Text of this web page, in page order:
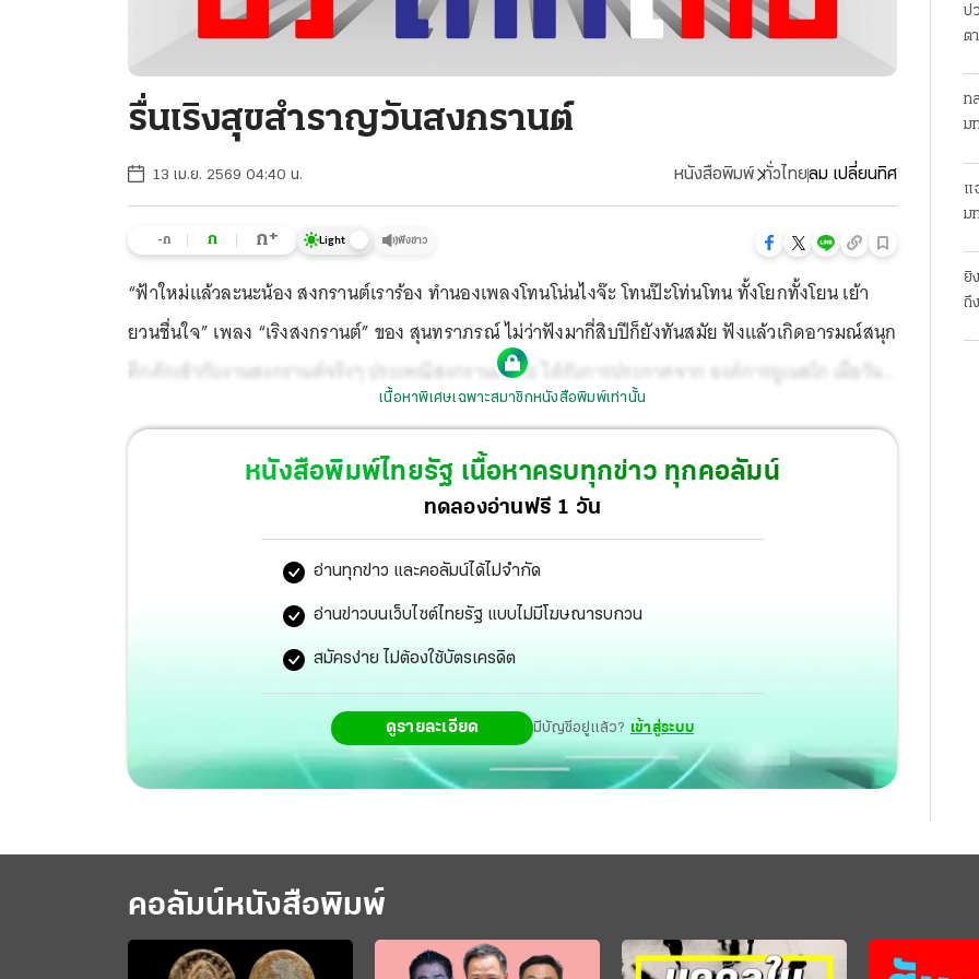
รื่นเริงสุขสำราญวันสงกรานต์
13 เม.ย. 2569 04:40 น. หนังสือพิมพ์ ทั่วไทยลม เปลี่ยนทิศ
-ก ก ก+ Light ฟังข่าว
“ฟ้าใหม่แล้วละนะน้อง สงกรานต์เราร้อง ทำนองเพลงโทนโน่นไงจ๊ะ โทนป๊ะโท่นโทน ทั้งโยกทั้งโยน เย้า
ยวนชื่นใจ” เพลง “เริงสงกรานต์” ของ สุนทราภรณ์ ไม่ว่าฟังมากี่สิบปีก็ยังทันสมัย ฟังแล้วเกิดอารมณ์สนุก
คึกคักเข้ากับงานสงกรานต์จริงๆ ประเพณีสงกรานต์ไทย ได้รับการประกาศจาก องค์การยูเนสโก เมื่อวันที่
6 ธันวาคม 2566 ขึ้นทะเบียนเป็น “มรดกภูมิปัญญาทางวัฒนธรรมที่จับต้องไม่ได้ของมนุษยชาติ”
สงกรานต์ไทยจึงได้รับการยอมรับและเป็นที่รู้จักแพร่หลายไปทั่วโลก
เนื้อหาพิเศษเฉพาะสมาชิกหนังสือพิมพ์เท่านั้น
หนังสือพิมพ์ไทยรัฐ เนื้อหาครบทุกข่าว ทุกคอลัมน์
ทดลองอ่านฟรี 1 วัน
อ่านทุกข่าว และคอลัมน์ได้ไม่จำกัด
อ่านข่าวบนเว็บไซต์ไทยรัฐ แบบไม่มีโฆษณารบกวน
สมัครง่าย ไม่ต้องใช้บัตรเครดิต
ดูรายละเอียด มีบัญชีอยู่แล้ว? เข้าสู่ระบบ
ป
ต
ท
ม
แ
ม
ยิ
ถึ
คอลัมน์หนังสือพิมพ์